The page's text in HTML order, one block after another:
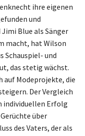
ihre eigenen
und
Blue als Sänger
macht, hat Wilson
Schauspiel- und
das stetig wächst.
auf Modeprojekte, die
Der Vergleich
individuellen Erfolg
über
des Vaters, der als